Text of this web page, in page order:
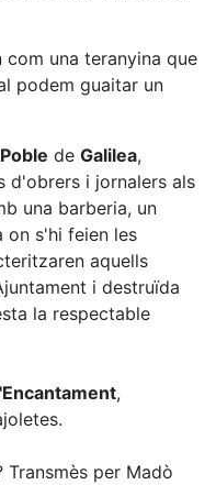
una teranyina que
podem guaitar un
de Galilea,
d'obrers i jornalers als
una barberia, un
on s'hi feien les
aquells
i destruïda
la respectable
,
per Madò